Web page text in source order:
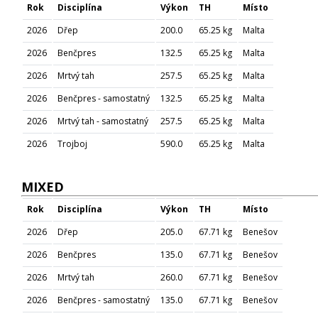
Rok Disciplína Výkon TH
Místo
2026
Dřep 200.0 65.25 kg
Malta
2026
Benčpres 132.5 65.25 kg
Malta
2026
Mrtvý tah 257.5 65.25 kg
Malta
2026
Benčpres - samostatný 132.5 65.25 kg
Malta
2026
Mrtvý tah - samostatný 257.5 65.25 kg
Malta
2026
Trojboj 590.0 65.25 kg Malta
MIXED
Rok Disciplína Výkon TH
Místo
2026
Dřep 205.0 67.71 kg
Benešov
2026
Benčpres 135.0 67.71 kg
Benešov
2026
Mrtvý tah 260.0 67.71 kg
Benešov
2026
Benčpres - samostatný 135.0 67.71 kg
Benešov